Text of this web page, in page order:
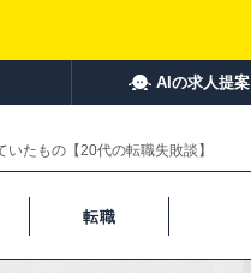
AIの求人提案
たもの【20代の転職失敗談】
転職